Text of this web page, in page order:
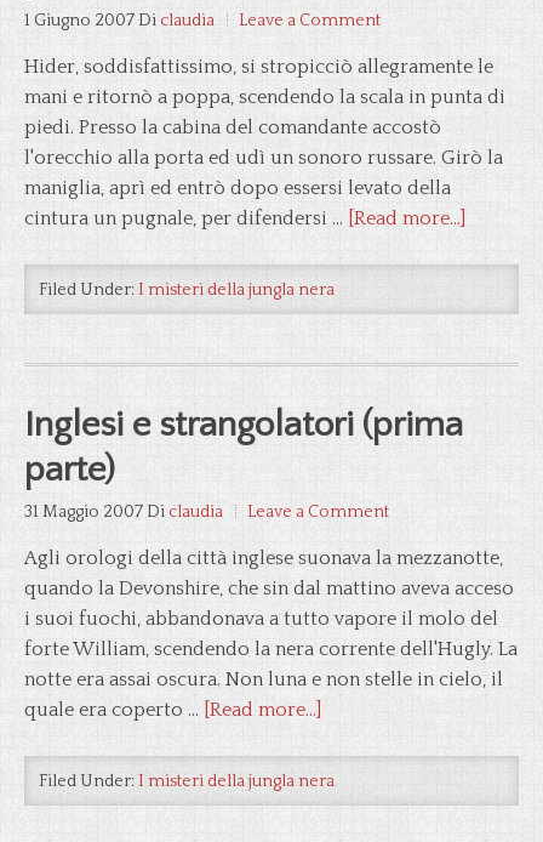
1 Giugno 2007 Diclaudia Leave a Comment
Hider, soddisfattissimo, si stropicciò allegramente le
mani e ritornò a poppa, scendendo la scala in punta di
piedi. Presso la cabina del comandante accostò
l'orecchio alla porta ed udì un sonoro russare. Girò la
maniglia, aprì ed entrò dopo essersi levato della
cintura un pugnale, per difendersi … [Read more...]
Filed Under:I misteri della jungla nera
Inglesi e strangolatori (prima
parte)
31 Maggio 2007Diclaudia Leave a Comment
Agli orologi della città inglese suonava la mezzanotte,
quando la Devonshire, che sin dal mattino aveva acceso
i suoi fuochi, abbandonava a tutto vapore il molo del
forte William, scendendo la nera corrente dell'Hugly. La
notte era assai oscura. Non luna e non stelle in cielo, il
quale era coperto … [Read more...]
Filed Under: I misteri della jungla nera